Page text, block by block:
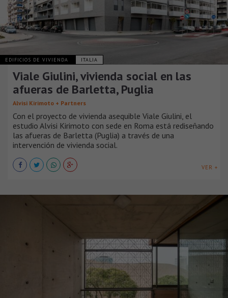
EDIFICIOS DE VIVIENDA ITALIA
Viale Giulini, vivienda social en las
afueras de Barletta, Puglia
Alvisi Kirimoto + Partners
Con el proyecto de vivienda asequible Viale Giulini, el
estudio Alvisi Kirimoto con sede en Roma está rediseñando
las afueras de Barletta (Puglia) a través de una
intervención de vivienda social.
VER +